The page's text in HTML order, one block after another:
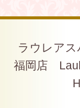
ラウレア
福岡店